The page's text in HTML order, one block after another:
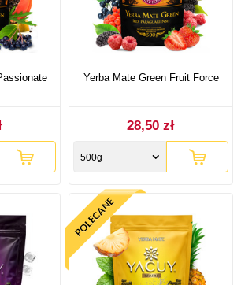
Yerba Mate Green Fruit Force
28,50 zł
500g